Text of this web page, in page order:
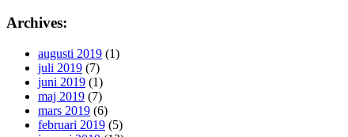
Archives:
augusti 2019 (1)
juli 2019 (7)
juni 2019 (1)
maj 2019 (7)
mars 2019 (6)
februari 2019 (5)